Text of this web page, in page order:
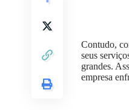
Contudo,
seus
grandes.
empresa